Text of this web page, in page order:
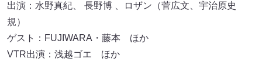
出演：水野真紀、 長野博 、ロザン（菅広文、宇治原史
規）
ゲスト：FUJIWARA・藤本 ほか
VTR出演：浅越ゴエ ほか